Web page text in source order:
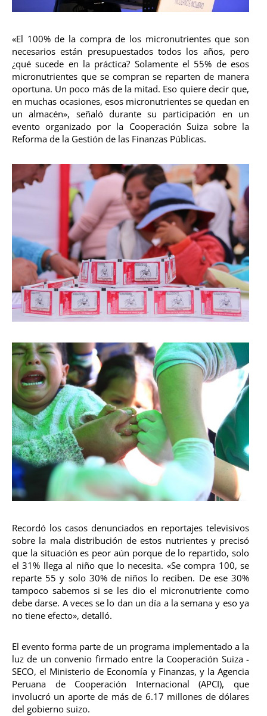
«El 100% de la compra de los micronutrientes que son
necesarios están presupuestados todos los años, pero
¿qué sucede en la práctica? Solamente el 55% de esos
micronutrientes que se compran se reparten de manera
oportuna. Un poco más de la mitad. Eso quiere decir que,
en muchas ocasiones, esos micronutrientes se quedan en
un almacén», señaló durante su participación en un
evento organizado por la Cooperación Suiza sobre la
Reforma de la Gestión de las Finanzas Públicas.
Recordó los casos denunciados en reportajes televisivos
sobre la mala distribución de estos nutrientes y precisó
que la situación es peor aún porque de lo repartido, solo
el 31% llega al niño que lo necesita. «Se compra 100, se
reparte 55 y solo 30% de niños lo reciben. De ese 30%
tampoco sabemos si se les dio el micronutriente como
debe darse. A veces se lo dan un día a la semana y eso ya
no tiene efecto», detalló.
El evento forma parte de un programa implementado a la
luz de un convenio firmado entre la Cooperación Suiza -
SECO, el Ministerio de Economía y Finanzas, y la Agencia
Peruana de Cooperación Internacional (APCI), que
involucró un aporte de más de 6.17 millones de dólares
del gobierno suizo.